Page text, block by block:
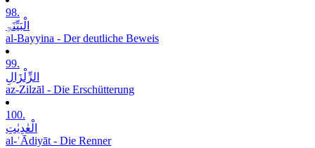
98.
الْبَیِّنَۃِ
al-Bayyina - Der deutliche Beweis
99.
الزِّلْزَالِ
az-Zilzāl - Die Erschütterung
100.
الْعٰدِیٰتِ
al-ʿĀdiyāt - Die Renner